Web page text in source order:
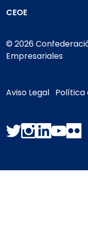
CEOE
© 2026
Empresariales
Aviso Legal Política